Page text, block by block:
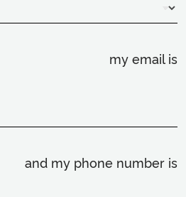
my email is
and my phone number is